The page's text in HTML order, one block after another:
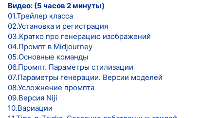
Видео: (5 часов 2 минуты)
01.Трейлер класса
02.Установка и регистрация
03.Кратко про генерацию изображений
04.Промпт в Midjourney
05.Основные команды
06.Промпт. Параметры стилизации
07.Параметры генерации. Версии моделей
08.Усложнение промпта
09.Версия Niji
10.Вариации